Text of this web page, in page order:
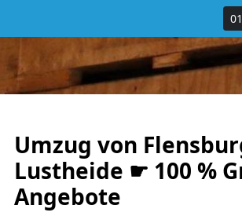
Umzug von
Lustheide ☛ 100 %
Angebote